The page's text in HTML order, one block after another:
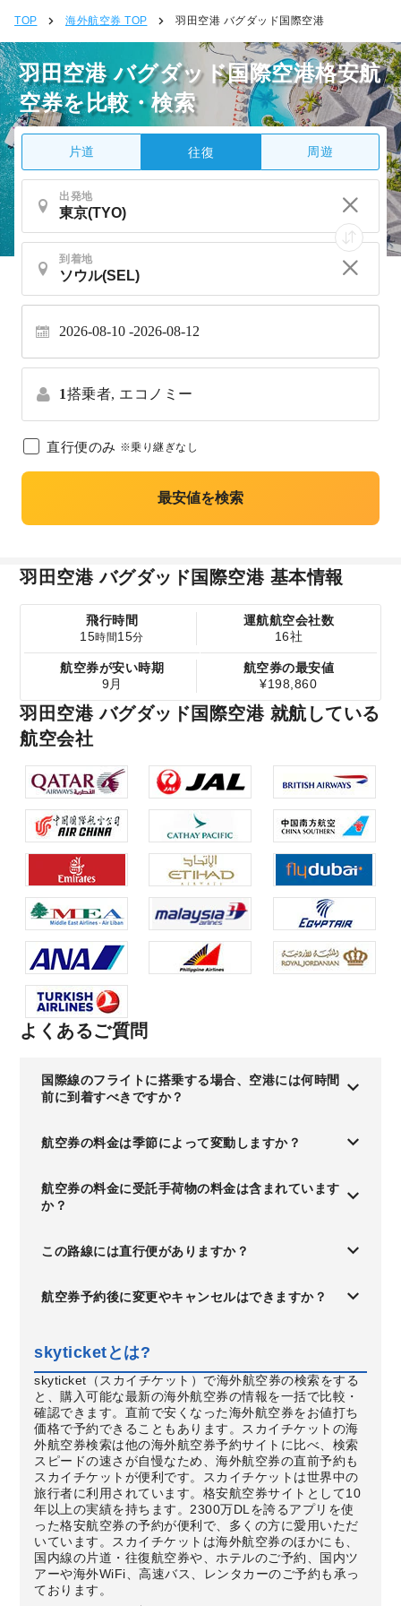
TOP 海外航空券 TOP 羽田空港 バグダッド国際空港
羽田空港 バグダッド国際空港格安航
空券を比較・検索
片道 往復 周遊
出発地
到着地
2026-08-10 2026-08-12
1搭乗者, エコノミー
直行便のみ ※乗り継ぎなし
最安値を検索
羽田空港 バグダッド国際空港 基本情報
飛行時間
15時間15分
運航航空会社数
16社
航空券が安い時期
9月
航空券の最安値
¥198,860
羽田空港 バグダッド国際空港 就航している
航空会社
よくあるご質問
国際線のフライトに搭乗する場合、空港には何時間
前に到着すべきですか？
航空券の料金は季節によって変動しますか？
航空券の料金に受託手荷物の料金は含まれています
か？
この路線には直行便がありますか？
航空券予約後に変更やキャンセルはできますか？
skyticketとは?
skyticket（スカイチケット）で海外航空券の検索をする
と、購入可能な最新の海外航空券の情報を一括で比較・
確認できます。直前で安くなった海外航空券をお値打ち
価格で予約できることもあります。スカイチケットの海
外航空券検索は他の海外航空券予約サイトに比べ、検索
スピードの速さが自慢なため、海外航空券の直前予約も
スカイチケットが便利です。スカイチケットは世界中の
旅行者に利用されています。格安航空券サイトとして10
年以上の実績を持ちます。2300万DLを誇るアプリを使
った格安航空券の予約が便利で、多くの方に愛用いただ
いています。スカイチケットは海外航空券のほかにも、
国内線の片道・往復航空券や、ホテルのご予約、国内ツ
アーや海外WiFi、高速バス、レンタカーのご予約も承っ
ております。